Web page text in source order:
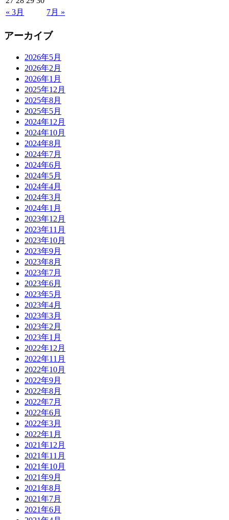
« 3月 7月 »
アーカイブ
2026年5月
2026年2月
2026年1月
2025年12月
2025年8月
2025年5月
2024年12月
2024年10月
2024年8月
2024年7月
2024年6月
2024年5月
2024年4月
2024年3月
2024年1月
2023年12月
2023年11月
2023年10月
2023年9月
2023年8月
2023年7月
2023年6月
2023年5月
2023年4月
2023年3月
2023年2月
2023年1月
2022年12月
2022年11月
2022年10月
2022年9月
2022年8月
2022年7月
2022年6月
2022年3月
2022年1月
2021年12月
2021年11月
2021年10月
2021年9月
2021年8月
2021年7月
2021年6月